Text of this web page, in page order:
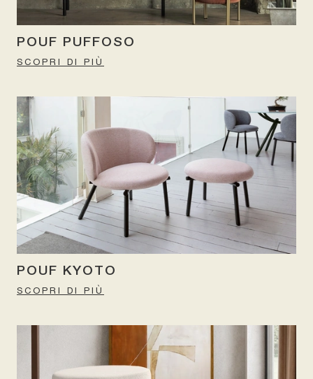
POUF PUFFOSO
SCOPRI DI PIÙ
POUF KYOTO
SCOPRI DI PIÙ